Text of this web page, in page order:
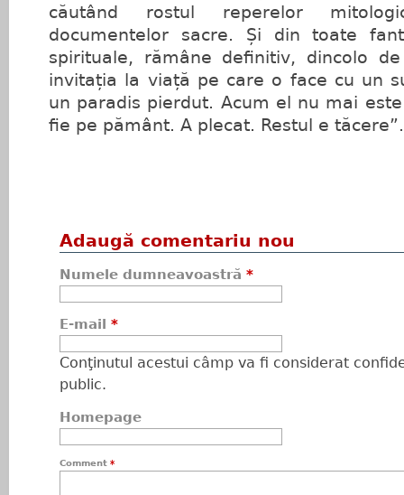
căutând rostul reperelor
documentelor sacre. Și din toate
spirituale, rămâne definitiv, dincolo
invitația la viață pe care o face cu un
un paradis pierdut. Acum el nu mai
fie pe pământ. A plecat. Restul e tăcere”.
Adaugă comentariu nou
Numele dumneavoastră *
E-mail *
Conţinutul acestui câmp va fi considerat
public.
Homepage
Comment *